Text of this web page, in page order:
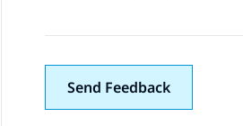
Send Feedback